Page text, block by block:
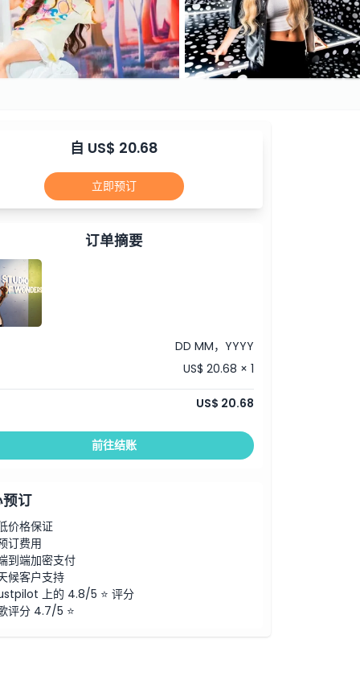
自 US$ 20.68
立即预订
订单摘要
DD MM，YYYY
US$ 20.68 × 1
US$ 20.68
前往结账
订
价格保证
订费用
到端加密支付
候客户支持
上的 4.8/5 ⭐ 评分
评分 4.7/5 ⭐